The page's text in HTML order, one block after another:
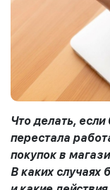
Что делать,
перестала
покупок в
В каких случаях